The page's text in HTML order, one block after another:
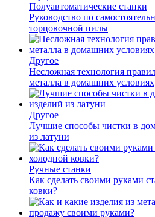
Полуавтоматические станки
Руководство по
торцовочной пилы
Другое
Несложная технология
металла в домашних условиях
Другое
Лучшие способы чистки в
из латуни
Ручные станки
Как сделать своими руками
ковки?